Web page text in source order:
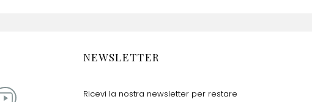
NEWSLETTER
Ricevi la nostra newsletter per restare